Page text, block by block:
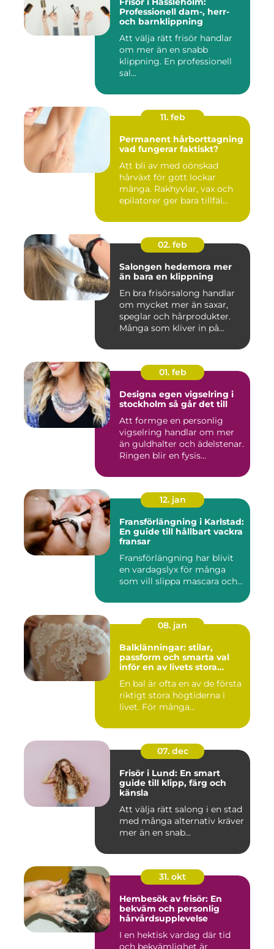
Professionell dam-, herr-
och barnklippning
Att välja rätt frisör handlar
om mer än en snabb
klippning. En professionell
sal...
11. feb
Permanent hårborttagning
vad fungerar faktiskt?
Att bli av med oönskad
hårväxt för gott lockar
många. Rakhyvlar, vax och
epilatorer ger bara tillfäl...
02. feb
Salongen hedemora mer
än bara en klippning
En bra frisörsalong handlar
om mycket mer än saxar,
speglar och hårprodukter.
Många som kliver in på...
01. feb
Designa egen vigselring i
stockholm så går det till
Att formge en personlig
vigselring handlar om mer
än guldhalter och ädelstenar.
Ringen blir en fysis...
12. jan
Fransförlängning i Karlstad:
En guide till hållbart vackra
fransar
Fransförlängning har blivit
en vardagslyx för många
som vill slippa mascara och...
08. jan
Balklänningar: stilar,
passform och smarta val
inför en av livets stora
En bal är ofta en av de första
riktigt stora högtiderna i
livet. För många...
07. dec
Frisör i Lund: En smart
guide till klipp, färg och
känsla
Att välja rätt salong i en stad
med många alternativ kräver
mer än en snab...
31. okt
Hembesök av frisör: En
bekväm och personlig
hårvårdsupplevelse
I en hektisk vardag där tid
och bekvämlighet är